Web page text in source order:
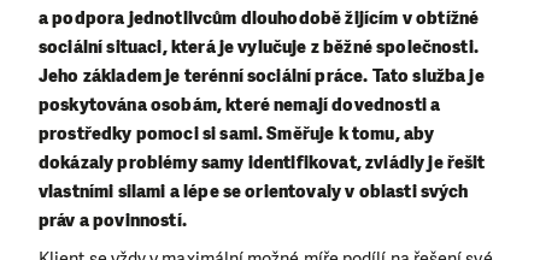
a podpora jednotlivcům dlouhodobě žijícím v obtížné
sociální situaci, která je vylučuje z běžné společnosti.
Jeho základem je terénní sociální práce. Tato služba je
poskytována osobám, které nemají dovednosti a
prostředky pomoci si sami. Směřuje k tomu, aby
dokázaly problémy samy identifikovat, zvládly je řešit
vlastními silami a lépe se orientovaly v oblasti svých
práv a povinností.